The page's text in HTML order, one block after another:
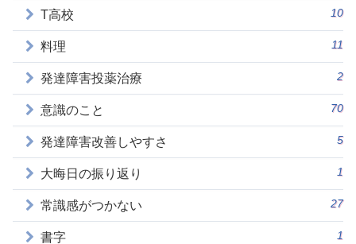
T高校 10
料理 11
発達障害投薬治療 2
意識のこと 70
発達障害改善しやすさ 5
大晦日の振り返り 1
常識感がつかない 27
書字 1